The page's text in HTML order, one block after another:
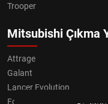
Trooper
Mitsubishi Çıkma
Attrage
Galant
Lancer Evolution
Eclipse